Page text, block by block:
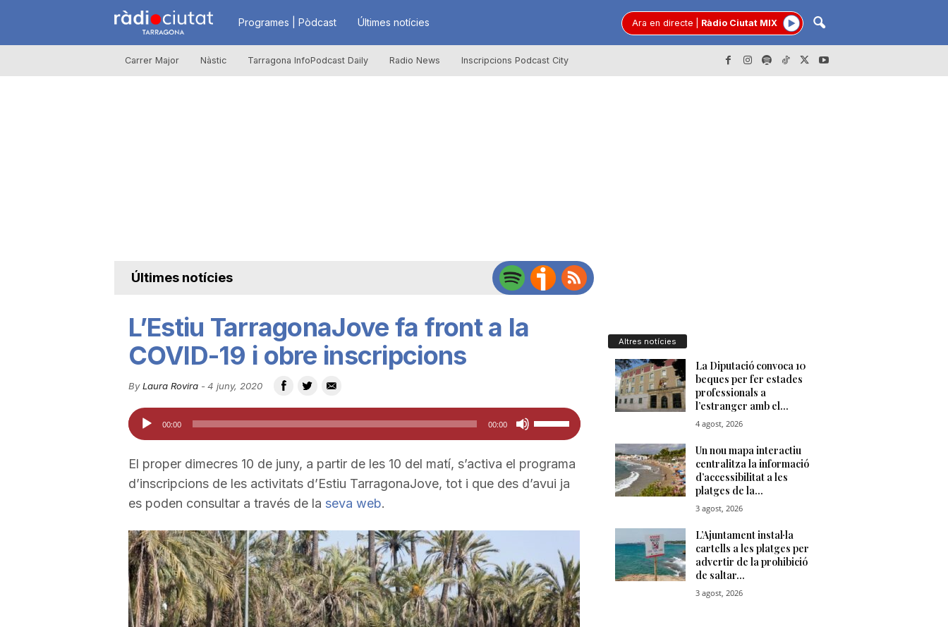
R
à
u
t
a
e
T
Programes | Pòdcast Últimes notícies Ara en directe Ràdio Ciutat MIX
Carrer Major Nàstic Tarragona InfoPodcast Daily Radio News Inscripcions Podcast City
Últimes notícies
L’Estiu TarragonaJove fa front a la
COVID-19 i obre inscripcions
By Laura Rovira- 4 juny, 2020
Reproductor
d'àudio
00:00 00:00
Feu
servir
les
tecles
amunt/cap
avall
per
a
El proper dimecres 10 de juny, a partir de les 10 del matí, s’activa el programa
d’inscripcions de les activitats d’Estiu TarragonaJove, tot i que des d’avui ja
es poden consultar a través de la seva web.
Altres notícies